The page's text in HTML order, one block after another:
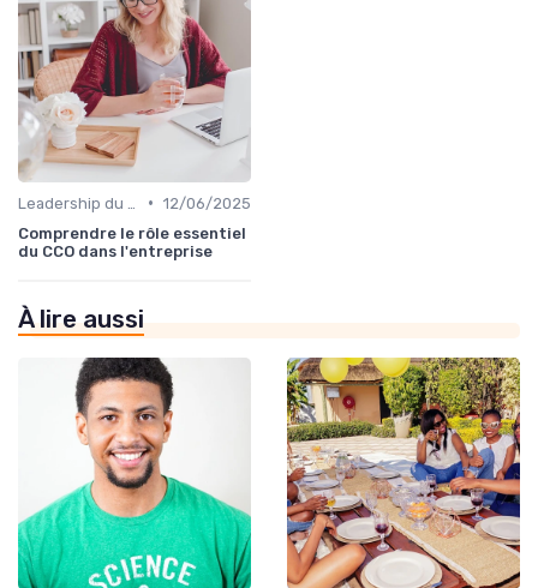
• 12/06/2025
Comprendre le rôle essentiel
du CCO dans l'entreprise
À lire aussi